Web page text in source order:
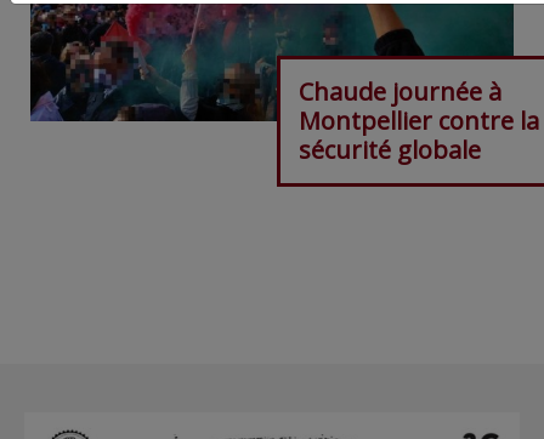
Chaude journée à
Montpellier contre
sécurité globale